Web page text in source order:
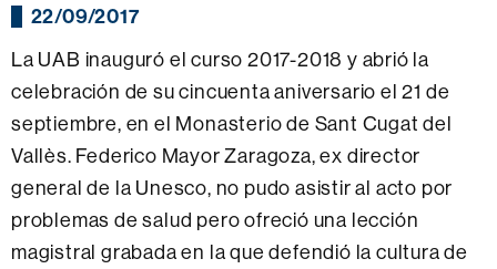
22/09/2017
La UAB inauguró el curso 2017-2018 y abrió la
celebración de su cincuenta aniversario el 21 de
septiembre, en el Monasterio de Sant Cugat del
Vallès. Federico Mayor Zaragoza, ex director
general de la Unesco, no pudo asistir al acto por
problemas de salud pero ofreció una lección
magistral grabada en la que defendió la cultura de